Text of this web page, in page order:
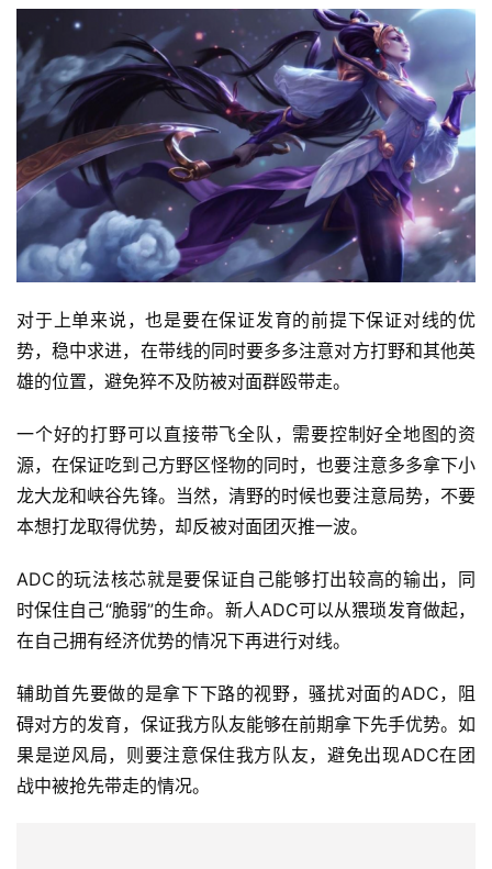
对于上单来说，也是要在保证发育的前提下保证对线的优
势，稳中求进，在带线的同时要多多注意对方打野和其他英
雄的位置，避免猝不及防被对面群殴带走。
一个好的打野可以直接带飞全队，需要控制好全地图的资
源，在保证吃到己方野区怪物的同时，也要注意多多拿下小
龙大龙和峡谷先锋。当然，清野的时候也要注意局势，不要
本想打龙取得优势，却反被对面团灭推一波。
ADC的玩法核芯就是要保证自己能够打出较高的输出，同
时保住自己“脆弱”的生命。新人ADC可以从猥琐发育做起，
在自己拥有经济优势的情况下再进行对线。
辅助首先要做的是拿下下路的视野，骚扰对面的ADC，阻
碍对方的发育，保证我方队友能够在前期拿下先手优势。如
果是逆风局，则要注意保住我方队友，避免出现ADC在团
战中被抢先带走的情况。